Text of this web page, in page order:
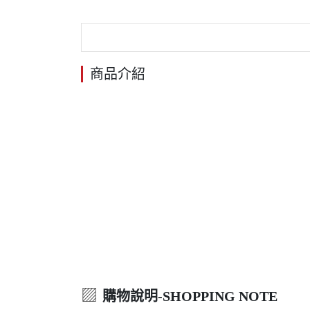
商品介紹
▨ 購物說明-SHOPPING NOTE